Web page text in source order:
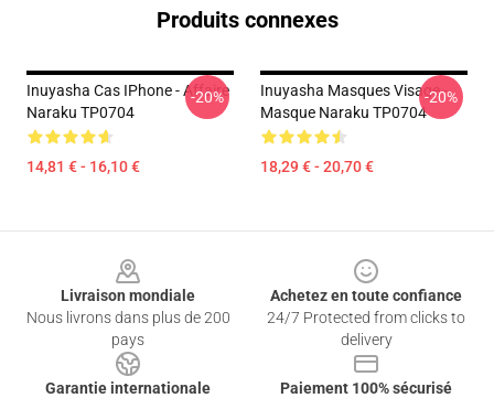
Produits connexes
Inuyasha Cas IPhone - Affaire
Naraku TP0704
14,81 € - 16,10 €
-20%
Inuyasha Masques Visage -
Masque Naraku TP0704
18,29 € - 20,70 €
-20%
Livraison mondiale
Nous livrons dans plus de 200
pays
Achetez en toute confiance
24/7 Protected from clicks to
delivery
Garantie internationale
Paiement 100% sécurisé